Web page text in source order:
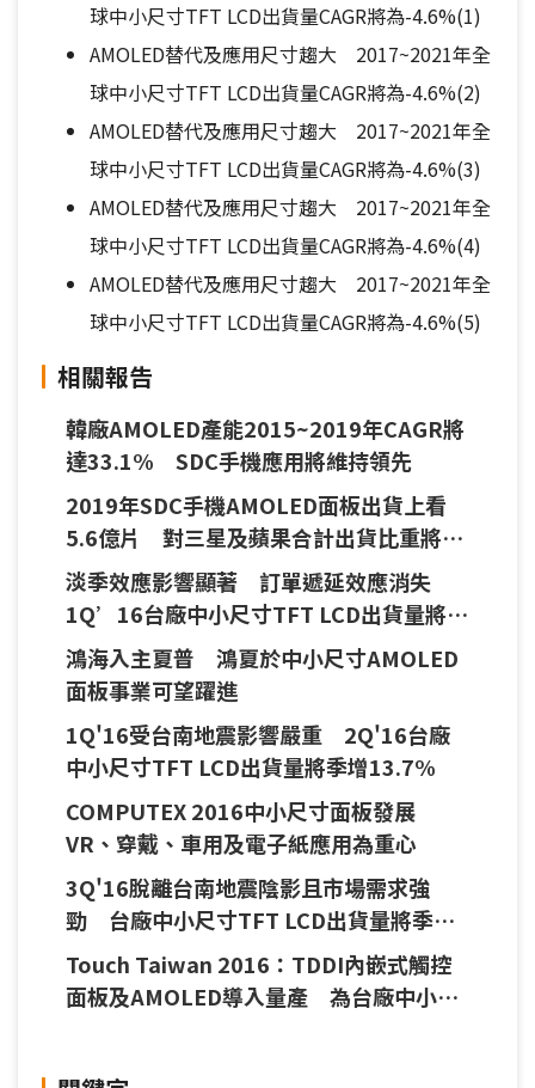
球中小尺寸TFT LCD出貨量CAGR將為-4.6%(1)
AMOLED替代及應用尺寸趨大 2017~2021年全
球中小尺寸TFT LCD出貨量CAGR將為-4.6%(2)
AMOLED替代及應用尺寸趨大 2017~2021年全
球中小尺寸TFT LCD出貨量CAGR將為-4.6%(3)
AMOLED替代及應用尺寸趨大 2017~2021年全
球中小尺寸TFT LCD出貨量CAGR將為-4.6%(4)
AMOLED替代及應用尺寸趨大 2017~2021年全
球中小尺寸TFT LCD出貨量CAGR將為-4.6%(5)
相關報告
韓廠AMOLED產能2015~2019年CAGR將
達33.1% SDC手機應用將維持領先
2019年SDC手機AMOLED面板出貨上看
5.6億片 對三星及蘋果合計出貨比重將達
73%
淡季效應影響顯著 訂單遞延效應消失
1Q’16台廠中小尺寸TFT LCD出貨量將季
減10.0%
鴻海入主夏普 鴻夏於中小尺寸AMOLED
面板事業可望躍進
1Q'16受台南地震影響嚴重 2Q'16台廠
中小尺寸TFT LCD出貨量將季增13.7%
COMPUTEX 2016中小尺寸面板發展
VR、穿戴、車用及電子紙應用為重心
3Q'16脫離台南地震陰影且市場需求強
勁 台廠中小尺寸TFT LCD出貨量將季增
7%
Touch Taiwan 2016：TDDI內嵌式觸控
面板及AMOLED導入量產 為台廠中小尺